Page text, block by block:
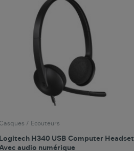
Casques / Ecouteurs
Logitech H340 USB Computer Headset
audio numérique